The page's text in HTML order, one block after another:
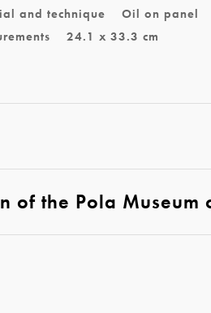
and technique
Oil on panel
24.1 x 33.3 cm
of the Pola Museum